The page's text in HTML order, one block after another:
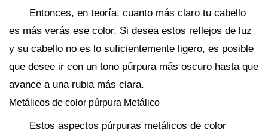
Entonces, en teoría, cuanto más claro tu cabello
es más verás ese color. Si desea estos reflejos de luz
y su cabello no es lo suficientemente ligero, es posible
que desee ir con un tono púrpura más oscuro hasta que
avance a una rubia más clara.
Metálicos de color púrpura Metálico
Estos aspectos púrpuras metálicos de color